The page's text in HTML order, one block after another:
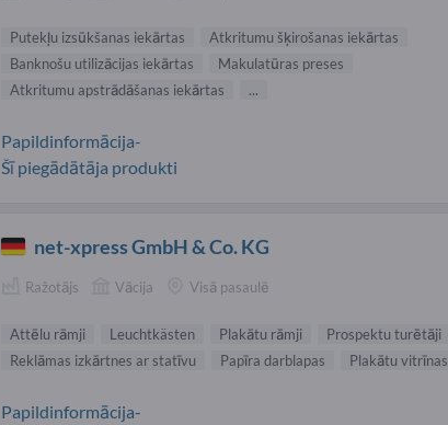
Putekļu izsūkšanas iekārtas
Atkritumu šķirošanas iekārtas
Banknošu utilizācijas iekārtas
Makulatūras preses
Atkritumu apstrādāšanas iekārtas
...
Papildinformācija-
Šī piegādātāja produkti
net-xpress GmbH & Co. KG
Ražotājs Vācija Visā pasaulē
Attēlu rāmji Leuchtkästen Plakātu rāmji Prospektu turētāji
Reklāmas izkārtnes ar statīvu
Papīra darblapas Plakātu vitrīnas
Papildinformācija-